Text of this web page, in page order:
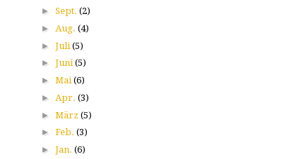
► Sept. (2)
► Aug. (4)
► Juli (5)
► Juni(5)
► Mai(6)
► Apr. (3)
► März (5)
► Feb. (3)
► Jan. (6)